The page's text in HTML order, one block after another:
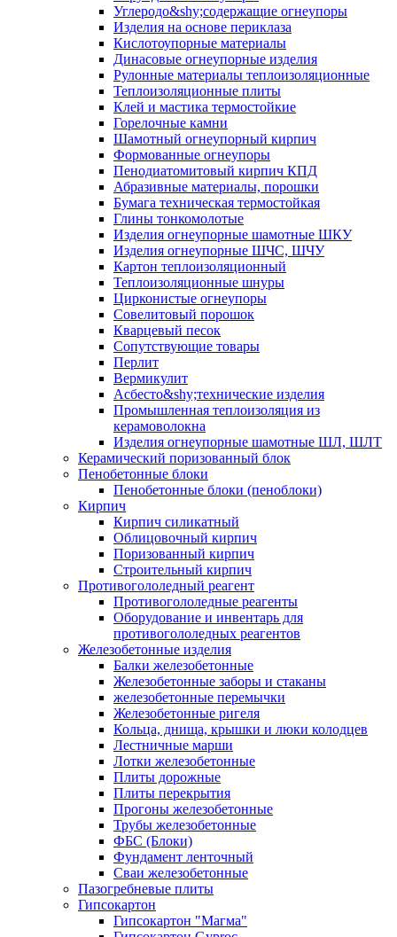
Углеродо&shy;содержащие огнеупоры
Изделия на основе периклаза
Кислотоупорные материалы
Динасовые огнеупорные изделия
Рулонные материалы теплоизоляционные
Тепло­изоляционные плиты
Клей и мастика термостойкие
Горелочные камни
Шамотный огнеупорный кирпич
Формованные огнеупоры
Пенодиатомитовый кирпич КПД
Абразивные материалы, порошки
Бумага техническая термостойкая
Глины тонкомолотые
Изделия огнеупорные шамотные ШКУ
Изделия огнеупорные ШЧС, ШЧУ
Картон теплоизоляционный
Теплоизоляционные шнуры
Цирконистые огнеупоры
Совелитовый порошок
Кварцевый песок
Сопутствующие товары
Перлит
Вермикулит
Асбесто&shy;технические изделия
Промышленная теплоизоляция из
керамоволокна
Изделия огнеупорные шамотные ШЛ, ШЛТ
Керамический поризованный блок
Пенобетонные блоки
Пенобетонные блоки (пеноблоки)
Кирпич
Кирпич силикатный
Облицовочный кирпич
Поризованный кирпич
Строительный кирпич
Противогололедный реагент
Противогололедные реагенты
Оборудование и инвентарь для
противогололедных реагентов
Железобетонные изделия
Балки железобетонные
Железобетонные заборы и стаканы
железобетонные перемычки
Железобетонные ригеля
Кольца, днища, крышки и люки колодцев
Лестничные марши
Лотки железобетонные
Плиты дорожные
Плиты перекрытия
Прогоны железобетонные
Трубы железобетонные
ФБС (Блоки)
Фундамент ленточный
Сваи железобетонные
Пазогребневые плиты
Гипсокартон
Гипсокартон "Магма"